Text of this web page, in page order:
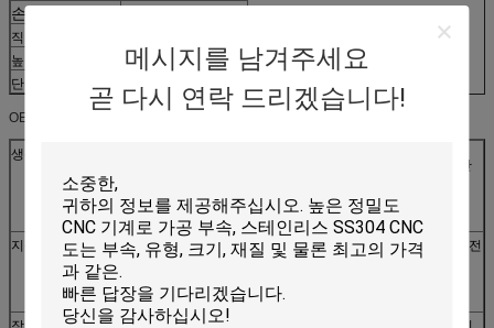
메시지를 남겨주세요
곧 다시 연락 드리겠습니다!
손잡이 lenth
직경
높은
42mm
단위 당 순중량
402g
OEM 서비스:
생산 과정
레이저/, 각인하는, CNC 구부리는 CNC 모이는 용접, 선 절단
주물, 위조, etc.
지상 처리
은, 아연, 니켈, 주석, 크롬 도금, 닦는 분말 코팅, 뜨거운 직류 전
기를 통하는,
솔질 etc.